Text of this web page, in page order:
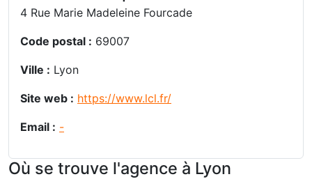
4 Rue Marie Madeleine Fourcade
Code postal : 69007
Ville : Lyon
Site web : https://www.lcl.fr/
Email : -
Où se trouve l'agence à Lyon